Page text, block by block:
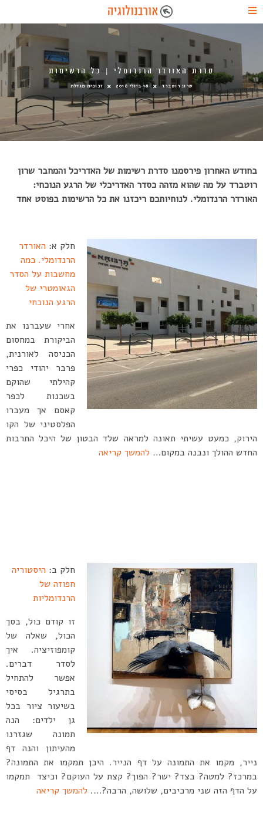
סדרת האורדר הרנדומלי | כל הרשימות
שרון רוטברד 16 ביולי 2018 זכוכית מגדלת
בחודש האחרון פירסמנו סדרת רשימות של האדריכל והמחבר שרון
רוטברד על מה שהוא מזהה כסדר האדריכלי של הרגע הנוכחי:
האורדר הרנדומלי. לנוחיותכם ריכזנו את כל הרשימות בפוסט אחד
חלק א: האורדר
הרנדומלי. כמה
מחשבות על הסדר
הגאומטרי של
הרגע הנוכחי
אחרי שעברנו את
הביקורת במחסום
הכניסה לאורנית,
פרבר יהודי כפרי
קהילתי שהוקם
בשכנות לכפר
קאסם אך מעברו
הפלסטיני של הקו
הירוק, כמעט עשיתי תאונה למראה שלד הבטון של היכל התרבות
החדש ההולך ונבנה במקום… להמשך קריאה
חלק ב: היסטוריה
חפוזה של
הרנדומליות
זו קודם כול, בסך
הכול, שאלה של
קומפוזיציה. איך
לסדר דברים.
אפשר להתחיל
בתרגיל בסיסי
בשיעור ציור בכל
גן ילדים: הנה
תמונה שגזרנו
מהעיתון והנה דף
נייר, מקמו את התמונה על דף הנייר. היכן תמקמו את התמונה?
במרכז? למטה? בצד? ישר? הפוך? קצת על העוקם? וכיצד תמקמו
על הדף הזה שני מרכיבים, שלושה, הרבה?…. להמשך קריאה